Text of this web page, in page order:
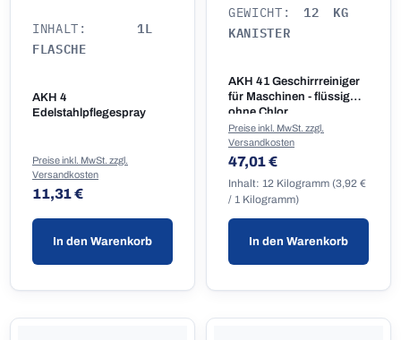
AKH 4
Edelstahlpflegespray
INHALT: 1L
FLASCHE
Regulärer Preis:
11,31 €
Preise inkl. MwSt. zzgl.
Versandkosten
In den Warenkorb
AKH 41 Geschirrreiniger
für Maschinen - flüssig
ohne Chlor
GEWICHT: 12 KG
KANISTER
Inhalt: 12 Kilogramm (3,92 €
/ 1 Kilogramm)
Regulärer Preis:
47,01 €
Preise inkl. MwSt. zzgl.
Versandkosten
In den Warenkorb